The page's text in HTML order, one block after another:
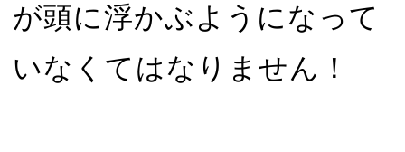
が頭に浮かぶようになって
いなくてはなりません！